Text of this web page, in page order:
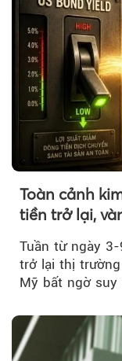
Toàn cảnh
tiền trở lại,
tăng tốc
Tuần từ ngày
trở lại thị
Mỹ bất ngờ suy